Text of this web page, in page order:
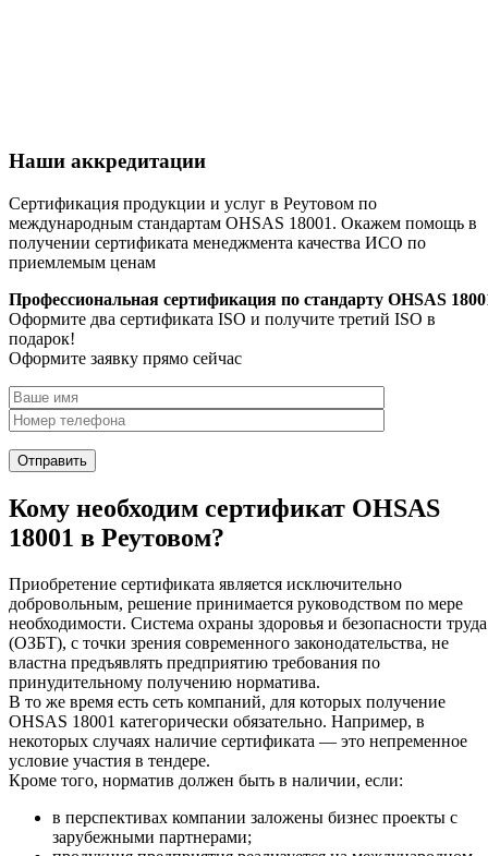
Наши аккредитации
Сертификация продукции и услуг в Реутовом по
международным стандартам OHSAS 18001. Окажем помощь в
получении сертификата менеджмента качества ИСО по
приемлемым ценам
Профессиональная сертификация по стандарту OHSAS
Оформите два сертификата ISO и получите третий ISO в
подарок!
Оформите заявку прямо сейчас
Кому необходим сертификат OHSAS
18001 в Реутовом?
Приобретение сертификата является исключительно
добровольным, решение принимается руководством по мере
необходимости. Система охраны здоровья и безопасности труда
(ОЗБТ), с точки зрения современного законодательства, не
властна предъявлять предприятию требования по
принудительному получению норматива.
В то же время есть сеть компаний, для которых получение
OHSAS 18001 категорически обязательно. Например, в
некоторых случаях наличие сертификата — это непременное
условие участия в тендере.
Кроме того, норматив должен быть в наличии, если:
в перспективах компании заложены бизнес проекты с
зарубежными партнерами;